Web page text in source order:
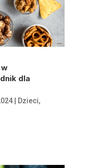
dla
| Dzieci,